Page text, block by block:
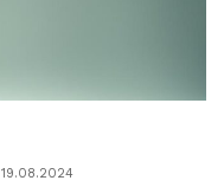
19.08.2024